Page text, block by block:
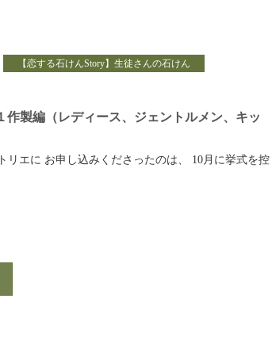
【恋する石けんStory】生徒さんの石けん
作製編（レディース、ジェントルメン、キッ
リエに お申し込みくださったのは、 10月に挙式を控